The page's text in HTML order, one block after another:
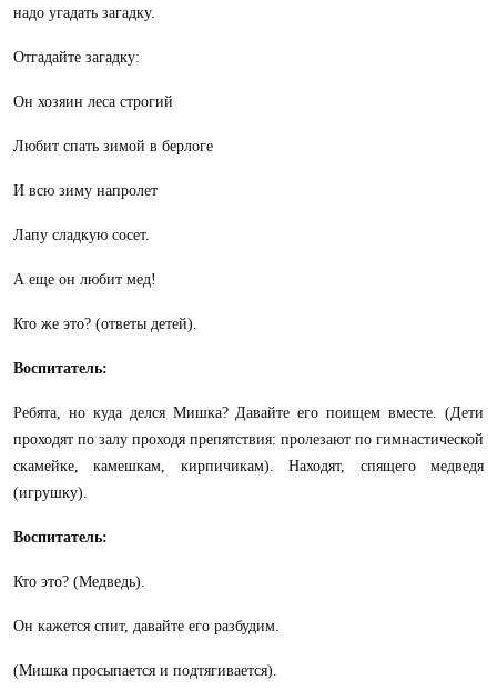
надо угадать загадку.
Отгадайте загадку:
Он хозяин леса строгий
Любит спать зимой в берлоге
И всю зиму напролет
Лапу сладкую сосет.
А еще он любит мед!
Кто же это? (ответы детей).
Воспитатель:
Ребята, но куда делся Мишка? Давайте его поищем вместе. (Дети
проходят по залу проходя препятствия: пролезают по гимнастической
скамейке, камешкам, кирпичикам). Находят, спящего медведя
(игрушку).
Воспитатель:
Кто это? (Медведь).
Он кажется спит, давайте его разбудим.
(Мишка просыпается и подтягивается).